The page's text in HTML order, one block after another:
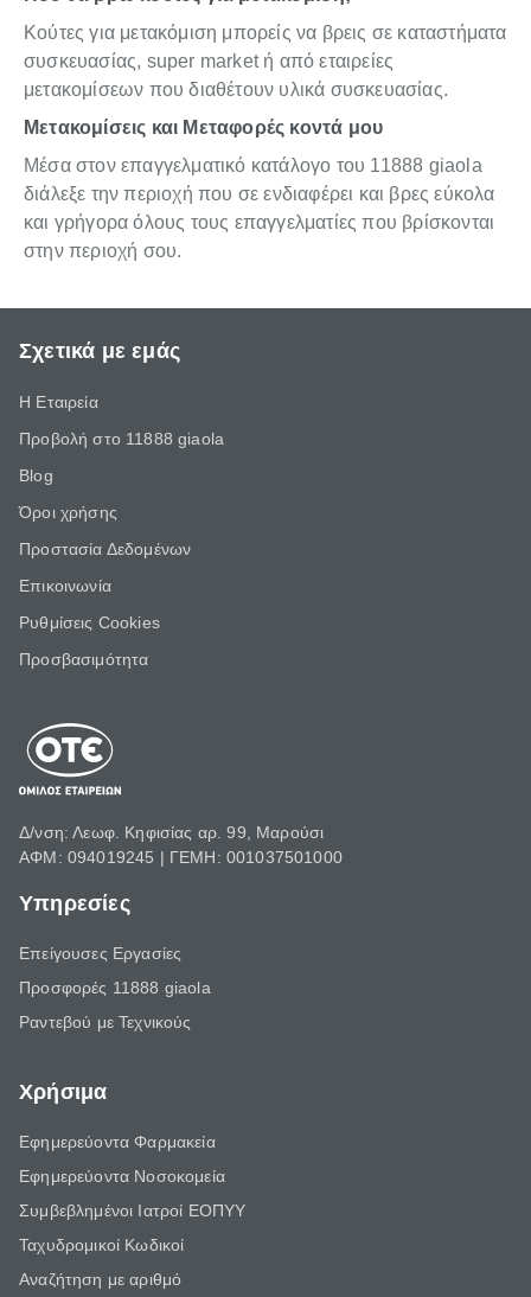
Κούτες για μετακόμιση μπορείς να βρεις σε καταστήματα
συσκευασίας, super market ή από εταιρείες
μετακομίσεων που διαθέτουν υλικά συσκευασίας.
Μετακομίσεις και Μεταφορές κοντά μου
Μέσα στον επαγγελματικό κατάλογο του 11888 giaola
διάλεξε την περιοχή που σε ενδιαφέρει και βρες εύκολα
και γρήγορα όλους τους επαγγελματίες που βρίσκονται
στην περιοχή σου.
Σχετικά με εμάς
Η Εταιρεία
Προβολή στο 11888 giaola
Blog
Όροι χρήσης
Προστασία Δεδομένων
Επικοινωνία
Ρυθμίσεις Cookies
Προσβασιμότητα
Δ/νση: Λεωφ. Κηφισίας αρ. 99, Μαρούσι
ΑΦΜ: 094019245 | ΓΕΜΗ: 001037501000
Υπηρεσίες
Επείγουσες Εργασίες
Προσφορές 11888 giaola
Ραντεβού με Τεχνικούς
Χρήσιμα
Εφημερεύοντα Φαρμακεία
Εφημερεύοντα Νοσοκομεία
Συμβεβλημένοι Ιατροί ΕΟΠΥΥ
Ταχυδρομικοί Κωδικοί
Αναζήτηση με αριθμό